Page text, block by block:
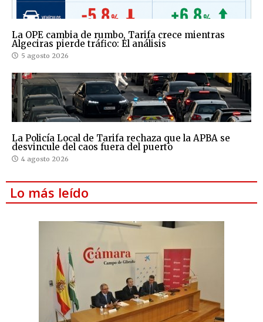
La OPE cambia de rumbo, Tarifa crece mientras
Algeciras pierde tráfico: El análisis
5 agosto 2026
La Policía Local de Tarifa rechaza que la APBA se
desvincule del caos fuera del puerto
4 agosto 2026
Lo más leído